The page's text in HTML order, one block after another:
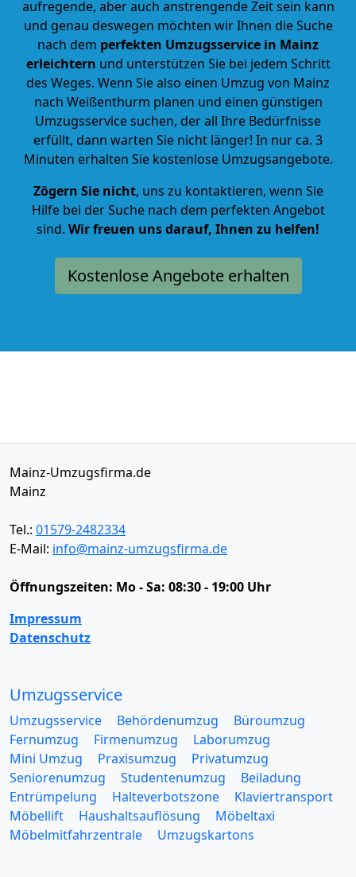
aufregende, aber auch anstrengende Zeit sein kann
und genau deswegen möchten wir Ihnen die Suche
nach dem perfekten Umzugsservice in Mainz
erleichtern und unterstützen Sie bei jedem Schritt
des Weges. Wenn Sie also einen Umzug von Mainz
nach Weißenthurm planen und einen günstigen
Umzugsservice suchen, der all Ihre Bedürfnisse
erfüllt, dann warten Sie nicht länger! In nur ca. 3
Minuten erhalten Sie kostenlose Umzugsangebote.
Zögern Sie nicht, uns zu kontaktieren, wenn Sie
Hilfe bei der Suche nach dem perfekten Angebot
sind. Wir freuen uns darauf, Ihnen zu helfen!
Kostenlose Angebote erhalten
Mainz-Umzugsfirma.de
Mainz
Tel.: 01579-2482334
E-Mail: info@mainz-umzugsfirma.de
Öffnungszeiten: Mo - Sa: 08:30 - 19:00 Uhr
Impressum
Datenschutz
Umzugsservice
Umzugsservice Behördenumzug
Büroumzug
Fernumzug
Firmenumzug
Laborumzug
Mini Umzug
Praxisumzug
Privatumzug
Seniorenumzug
Studentenumzug
Beiladung
Entrümpelung
Halteverbotszone
Klaviertransport
Möbellift
Haushaltsauflösung
Möbeltaxi
Möbelmitfahrzentrale
Umzugskartons